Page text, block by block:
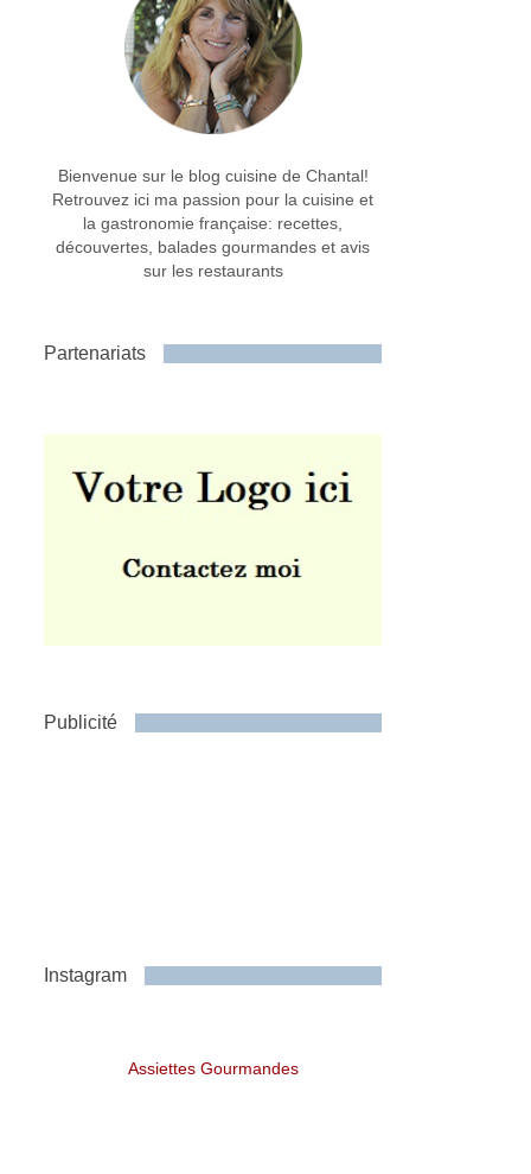
Bienvenue sur le blog cuisine de Chantal!
Retrouvez ici ma passion pour la cuisine et
la gastronomie française: recettes,
découvertes, balades gourmandes et avis
sur les restaurants
Partenariats
Publicité
Instagram
Assiettes Gourmandes